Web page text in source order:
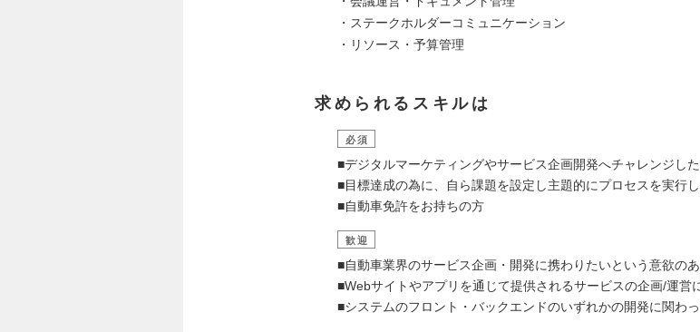
・ステークホルダーコミュニケーション
・リソース・予算管理
求められるスキルは
必須
■デジタルマーケティングやサービス企画開発へチャレンジし
■目標達成の為に、自ら課題を設定し主題的にプロセスを実行
■自動車免許をお持ちの方
歓迎
■自動車業界のサービス企画・開発に携わりたいという意欲の
■Webサイトやアプリを通じて提供されるサービスの企画/運営
■システムのフロント・バックエンドのいずれかの開発に関わ